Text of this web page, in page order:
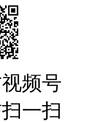
频号
一扫